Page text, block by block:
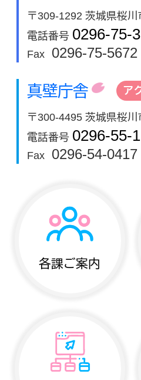
〒309-1292 茨城県桜
電話番号 0296-75-
Fax
0296-75-5672
真壁庁舎 ア
〒300-4495 茨城県桜
電話番号 0296-55-
Fax
0296-54-0417
各課ご案内